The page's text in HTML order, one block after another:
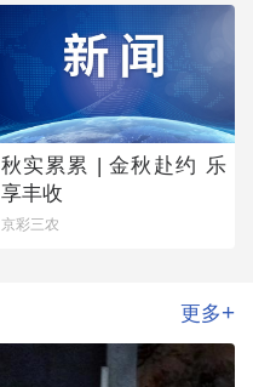
秋实累累 | 金秋赴约 乐
享丰收
京彩三农
更多+